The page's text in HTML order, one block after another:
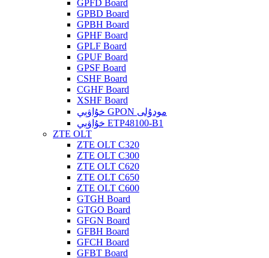
GPFD Board
GPBD Board
GPBH Board
GPHF Board
GPLF Board
GPUF Board
GPSF Board
CSHF Board
CGHF Board
XSHF Board
خۇاۋېي GPON مودۇلى
خۇاۋېي ETP48100-B1
ZTE OLT
ZTE OLT C320
ZTE OLT C300
ZTE OLT C620
ZTE OLT C650
ZTE OLT C600
GTGH Board
GTGO Board
GFGN Board
GFBH Board
GFCH Board
GFBT Board